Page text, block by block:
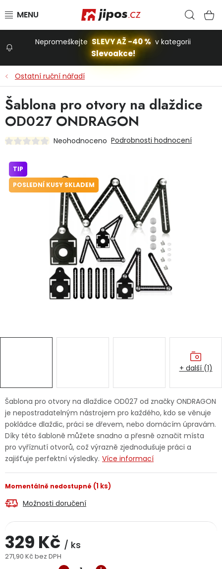
Stavba a dům
Domácnost
Dětská hřiště
Autodoplňky
Vánoce
Značky
Jaký je aktuální stav mé objednávky?
Velkoobchodní spolupráce (B2B)
Servis nářadí Hodnocení obchodu
Doprava a platba
PODPORA
Nepromeškejte SLEVY AŽ -40 % v kategorii
Slevoakce!
Ostatní ruční nářadí
Šablona pro otvory na dlaždice OD027 od značky ONDRAGON
je nepostradatelným nástrojem pro každého, kdo se věnuje
pokládce dlaždic, práci se dřevem, nebo domácím úpravám.
Díky této šabloně můžete snadno a přesně označit místa
pro vyříznutí otvorů, což výrazně zjednodušuje práci a
zajišťuje perfektní výsledky. Více informací
Momentálně nedostupné (1 ks)
Možnosti doručení
329 Kč / ks
271,90 Kč bez DPH
Šablona pro otvory na dlaždice
OD027 ONDRAGON
Neohodnoceno Podrobnosti hodnocení
TIP
POSLEDNÍ KUSY SKLADEM
+ další (1)